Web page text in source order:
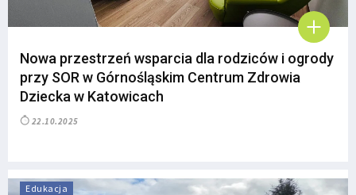
Nowa przestrzeń wsparcia dla rodziców i ogrody
przy SOR w Górnośląskim Centrum Zdrowia
Dziecka w Katowicach
22.10.2025
Edukacja